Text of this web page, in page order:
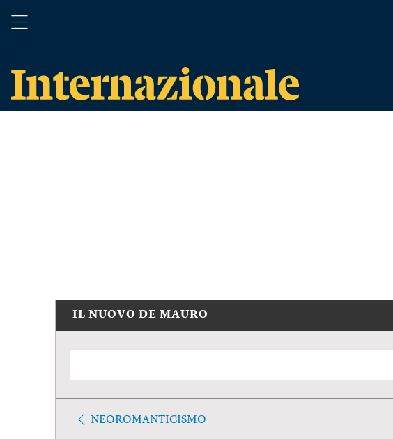
IL NUOVO DE MAURO
NEOROMANTICISMO